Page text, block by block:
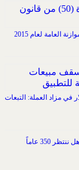
الدولار في مزاد العملة: التبعات
عادل عبد المهدي: الشبيبي.. هل ننتظر 350 عاماً